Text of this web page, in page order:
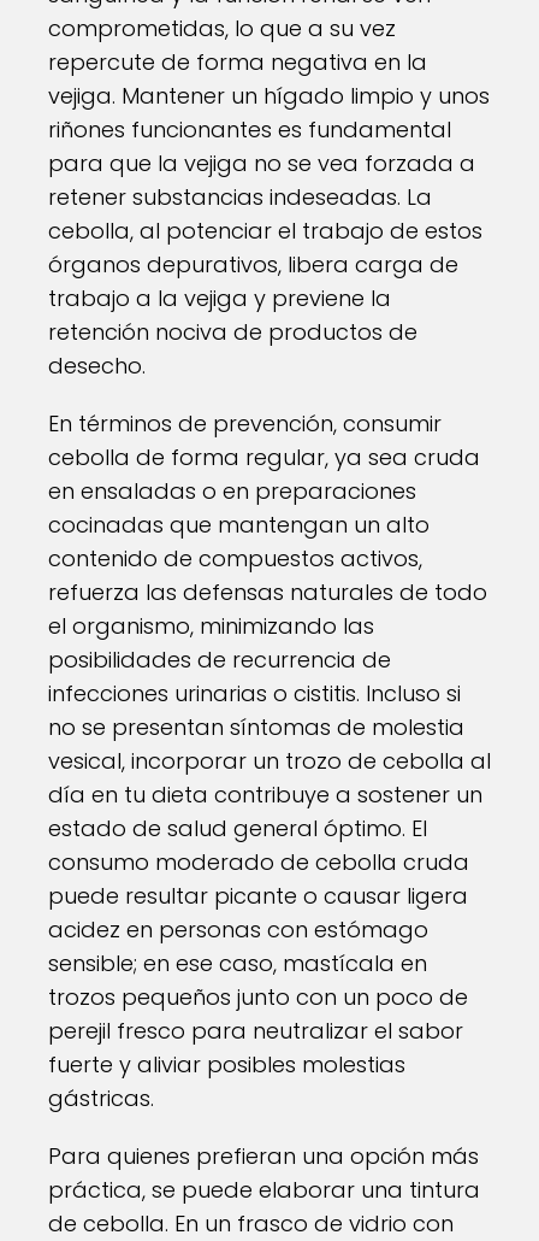
comprometidas, lo que a su vez
repercute de forma negativa en la
vejiga. Mantener un hígado limpio y unos
riñones funcionantes es fundamental
para que la vejiga no se vea forzada a
retener substancias indeseadas. La
cebolla, al potenciar el trabajo de estos
órganos depurativos, libera carga de
trabajo a la vejiga y previene la
retención nociva de productos de
desecho.
En términos de prevención, consumir
cebolla de forma regular, ya sea cruda
en ensaladas o en preparaciones
cocinadas que mantengan un alto
contenido de compuestos activos,
refuerza las defensas naturales de todo
el organismo, minimizando las
posibilidades de recurrencia de
infecciones urinarias o cistitis. Incluso si
no se presentan síntomas de molestia
vesical, incorporar un trozo de cebolla al
día en tu dieta contribuye a sostener un
estado de salud general óptimo. El
consumo moderado de cebolla cruda
puede resultar picante o causar ligera
acidez en personas con estómago
sensible; en ese caso, mastícala en
trozos pequeños junto con un poco de
perejil fresco para neutralizar el sabor
fuerte y aliviar posibles molestias
gástricas.
Para quienes prefieran una opción más
práctica, se puede elaborar una tintura
de cebolla. En un frasco de vidrio con